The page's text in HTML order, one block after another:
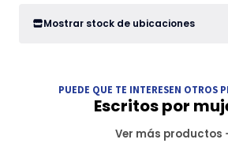
Mostrar stock de ubicaciones
PUEDE QUE TE INTERESEN OTROS
Escritos por
Ver más productos